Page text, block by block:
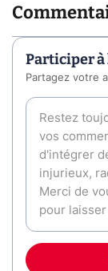
Participer à
Partagez votre